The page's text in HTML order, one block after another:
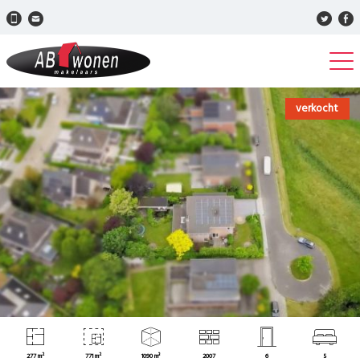
verkocht
277 m² 771 m² 1090 m³ 2007 6 5